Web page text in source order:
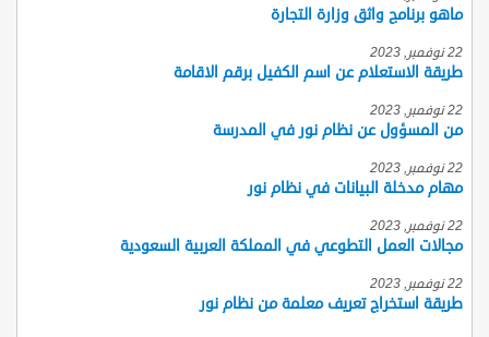
ماهو برنامج واثق وزارة التجارة
22 نوفمبر, 2023
طريقة الاستعلام عن اسم الكفيل برقم الاقامة
22 نوفمبر, 2023
من المسؤول عن نظام نور في المدرسة
22 نوفمبر, 2023
مهام مدخلة البيانات في نظام نور
22 نوفمبر, 2023
مجالات العمل التطوعي في المملكة العربية السعودية
22 نوفمبر, 2023
طريقة استخراج تعريف معلمة من نظام نور